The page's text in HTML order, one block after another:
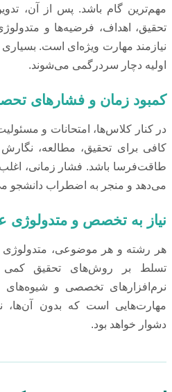
مهم‌ترین گام باشد. پس از آن،
تحقیق، اهداف، فرضیه‌ها و
نیازمند مهارت ویژه‌ای است.
اولیه دچار سردرگمی می‌شوند.
کمبود زمان و فشارهای
در کنار کلاس‌ها، امتحانات و
کافی برای تحقیق، مطالعه، نگارش
طاقت‌فرسا باشد. فشار زمانی، اغلب
می‌دهد و منجر به اضطراب دانشجو
نیاز به تخصص و متدولوژی
هر رشته و هر موضوعی،
تسلط بر روش‌های تحقیق کمی و
نرم‌افزارهای تخصصی و
مهارت‌هایی است که بدون آن‌ها،
دشوار خواهد بود.